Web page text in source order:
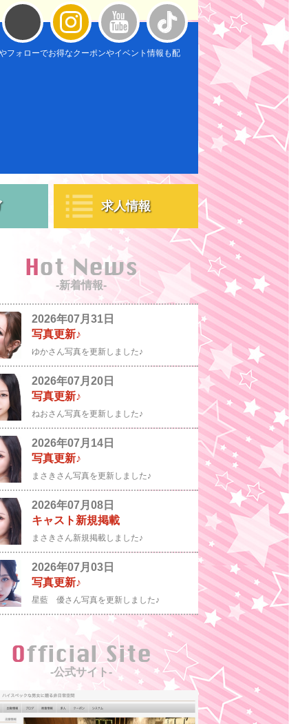
フォローでお得なクーポンやイベント情報も配
求人情報
Hot News
-新着情報-
2026年07月31日
写真更新♪
ゆかさん写真を更新しました♪
2026年07月20日
写真更新♪
ねおさん写真を更新しました♪
2026年07月14日
写真更新♪
まさきさん写真を更新しました♪
2026年07月08日
キャスト新規掲載
まさきさん新規掲載しました♪
2026年07月03日
写真更新♪
星藍 優さん写真を更新しました♪
Official Site
-公式サイト-